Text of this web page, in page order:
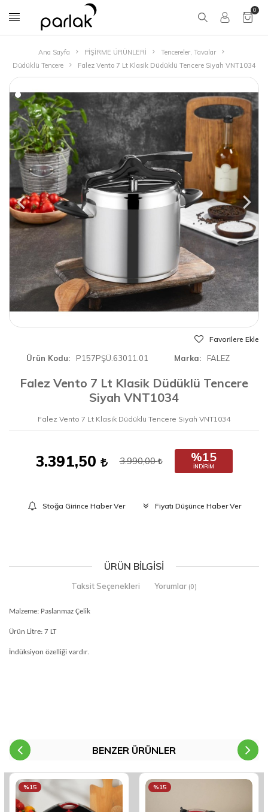
0
Ana Sayfa PİŞİRME ÜRÜNLERİ
Tencereler, Tavalar
Düdüklü Tencere
Falez Vento 7 Lt Klasik Düdüklü Tencere Siyah VNT1034
Favorilere Ekle
Ürün Kodu P157PŞÜ.63011.01 Marka FALEZ
Falez Vento 7 Lt Klasik Düdüklü Tencere
Siyah VNT1034
Falez Vento 7 Lt Klasik Düdüklü Tencere Siyah VNT1034
3.391,50 3.990,00 %15
İNDIRIM
Stoğa Girince Haber Ver Fiyatı Düşünce Haber Ver
ÜRÜN BILGISI
Taksit Seçenekleri Yorumlar (0)
Malzeme: Paslanmaz Çelik
Ürün Litre: 7 LT
İndüksiyon özelliği vardır.
BENZER ÜRÜNLER
%15 %15